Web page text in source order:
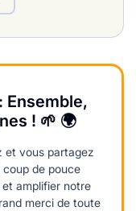
Ensemble,
! 🌱 🌍
et vous partagez
coup de pouce
amplifier notre
merci de toute